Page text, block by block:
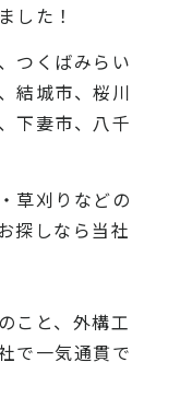
した！
つくばみらい
結城市、桜川
下妻市、八千
草刈りなどの
探しなら当社
と、 外構工
で一気通貫で